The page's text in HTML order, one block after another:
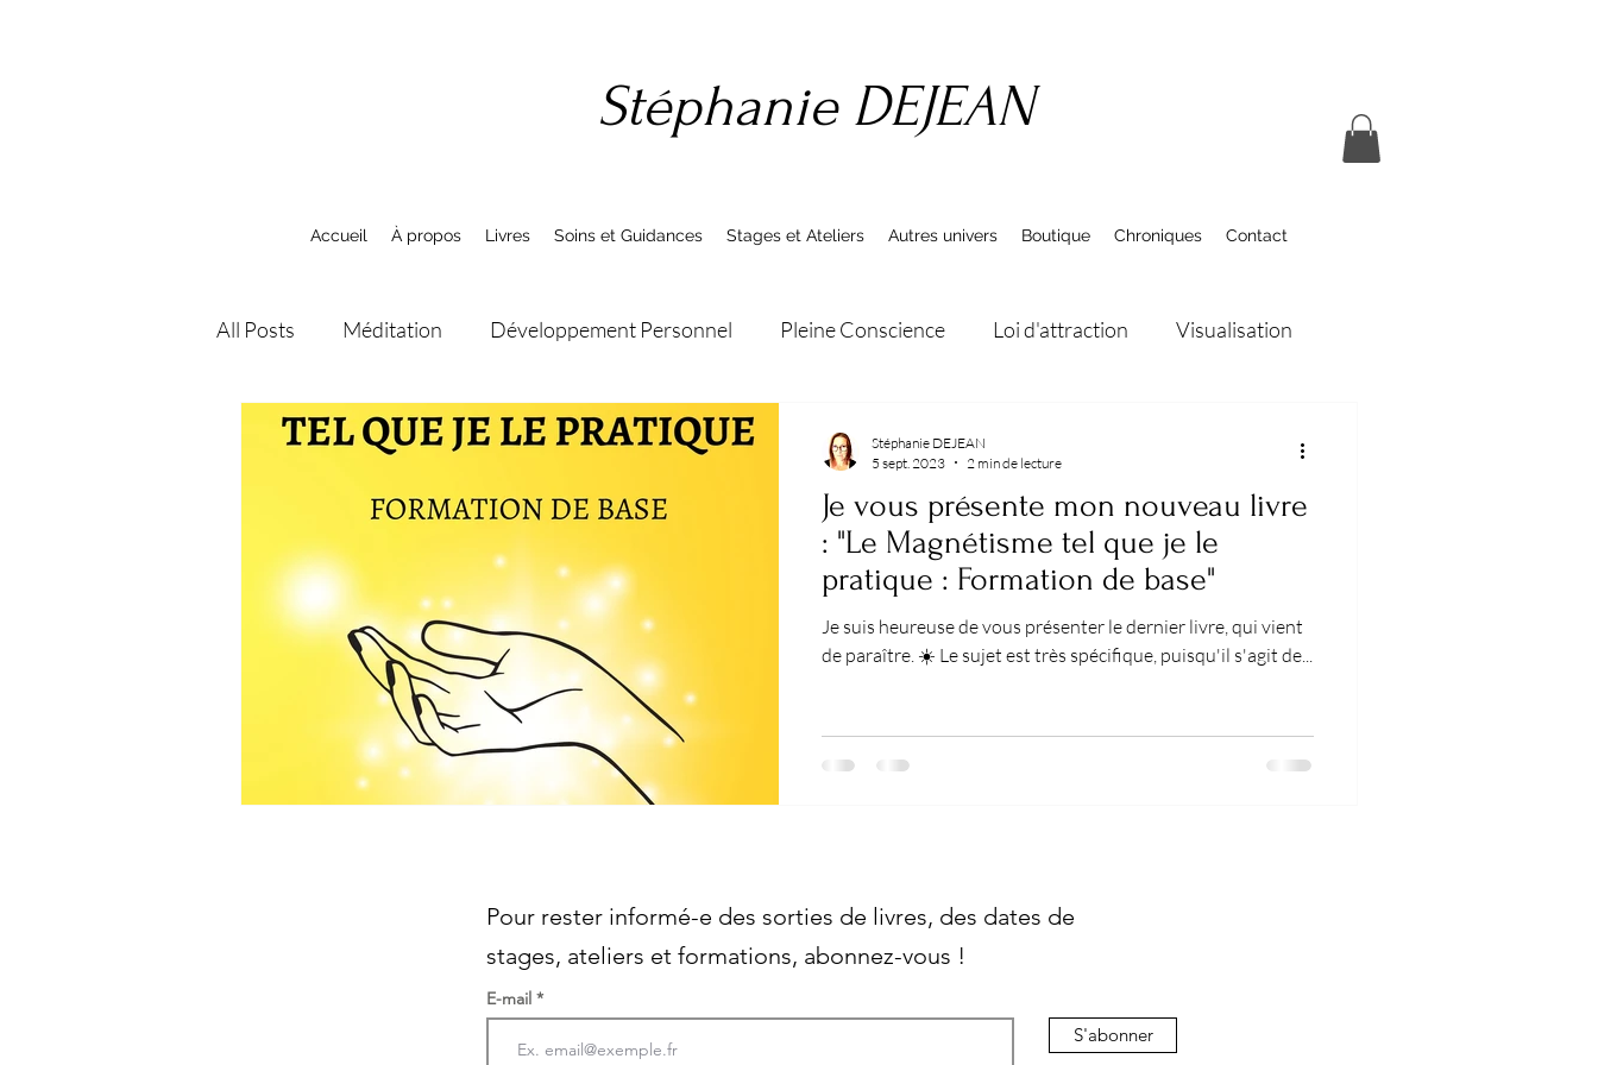
Stéphanie DEJEAN
Accueil À propos Livres Soins et Guidances Stages et Ateliers Autres univers Boutique Chroniques Contact
All Posts Méditation Développement Personnel Pleine Conscience Loi d'attraction Visualisation
Mediumnité Spiritualité et Eveil Spirituel Lecture
Ateliers et Formations Tranches de vie reiki sobriété Rêves Livres
Magnétisme
Je vous présente mon nouveau livre
: "Le Magnétisme tel que je le
pratique : Formation de base"
Je suis heureuse de vous présenter le dernier livre, qui vient
de paraître. ☀️ Le sujet est très spécifique, puisqu'il s'agit de...
Stéphanie DEJEAN
5 sept. 2023
2 min de lecture
Pour rester informé-e des sorties de livres, des dates de
stages, ateliers et formations, abonnez-vous !
E-mail
S'abonner